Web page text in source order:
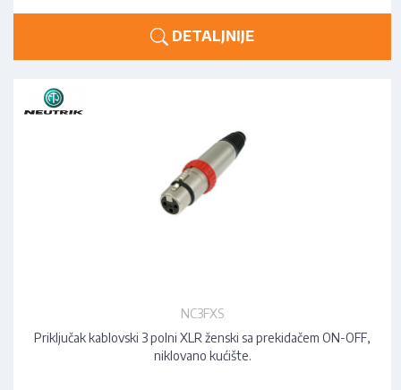
DETALJNIJE
NC3FXS
Priključak kablovski 3 polni XLR ženski sa prekidačem ON-OFF,
niklovano kućište.